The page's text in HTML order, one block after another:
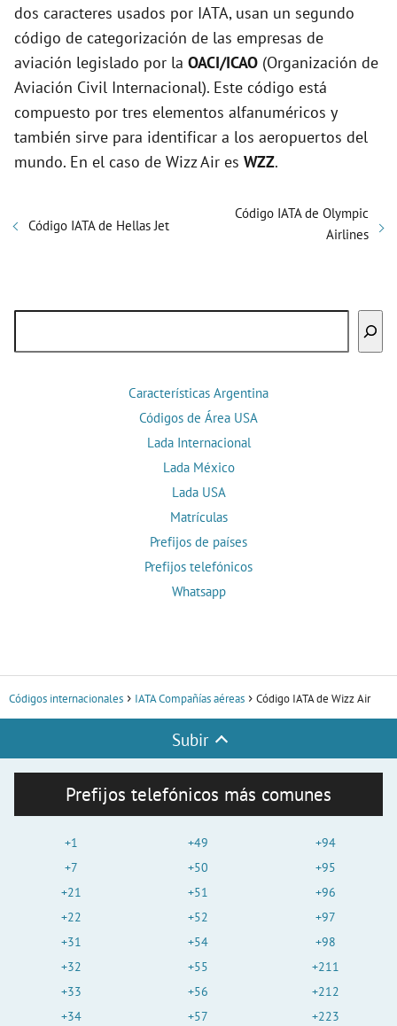
dos caracteres usados por IATA, usan un segundo
código de categorización de las empresas de
aviación legislado por la OACI/ICAO (Organización de
Aviación Civil Internacional). Este código está
compuesto por tres elementos alfanuméricos y
también sirve para identificar a los aeropuertos del
mundo. En el caso de Wizz Air es WZZ.
Código IATA de Hellas Jet
Código IATA de Olympic
Airlines
Características Argentina
Códigos de Área USA
Lada Internacional
Lada México
Lada USA
Matrículas
Prefijos de países
Prefijos telefónicos
Whatsapp
Códigos internacionales IATA Compañías aéreas Código IATA de Wizz Air
Subir
Prefijos telefónicos más comunes
+1
+7
+21
+22
+31
+32
+33
+34
+49
+50
+51
+52
+54
+55
+56
+57
+94
+95
+96
+97
+98
+211
+212
+223